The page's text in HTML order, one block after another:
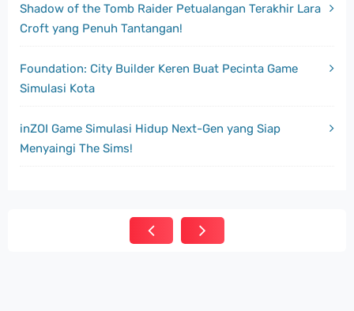
Shadow of the Tomb Raider Petualangan Terakhir Lara
Croft yang Penuh Tantangan!
Foundation: City Builder Keren Buat Pecinta Game
Simulasi Kota
inZOI Game Simulasi Hidup Next-Gen yang Siap
Menyaingi The Sims!